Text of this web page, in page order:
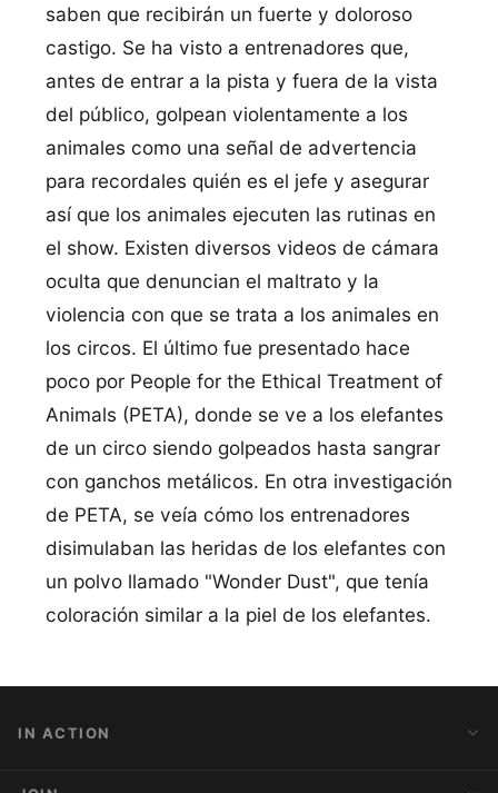
saben que recibirán un fuerte y doloroso
castigo. Se ha visto a entrenadores que,
antes de entrar a la pista y fuera de la vista
del público, golpean violentamente a los
animales como una señal de advertencia
para recordales quién es el jefe y asegurar
así que los animales ejecuten las rutinas en
el show. Existen diversos videos de cámara
oculta que denuncian el maltrato y la
violencia con que se trata a los animales en
los circos. El último fue presentado hace
poco por People for the Ethical Treatment of
Animals (PETA), donde se ve a los elefantes
de un circo siendo golpeados hasta sangrar
con ganchos metálicos. En otra investigación
de PETA, se veía cómo los entrenadores
disimulaban las heridas de los elefantes con
un polvo llamado "Wonder Dust", que tenía
coloración similar a la piel de los elefantes.
IN ACTION
Action Alerts